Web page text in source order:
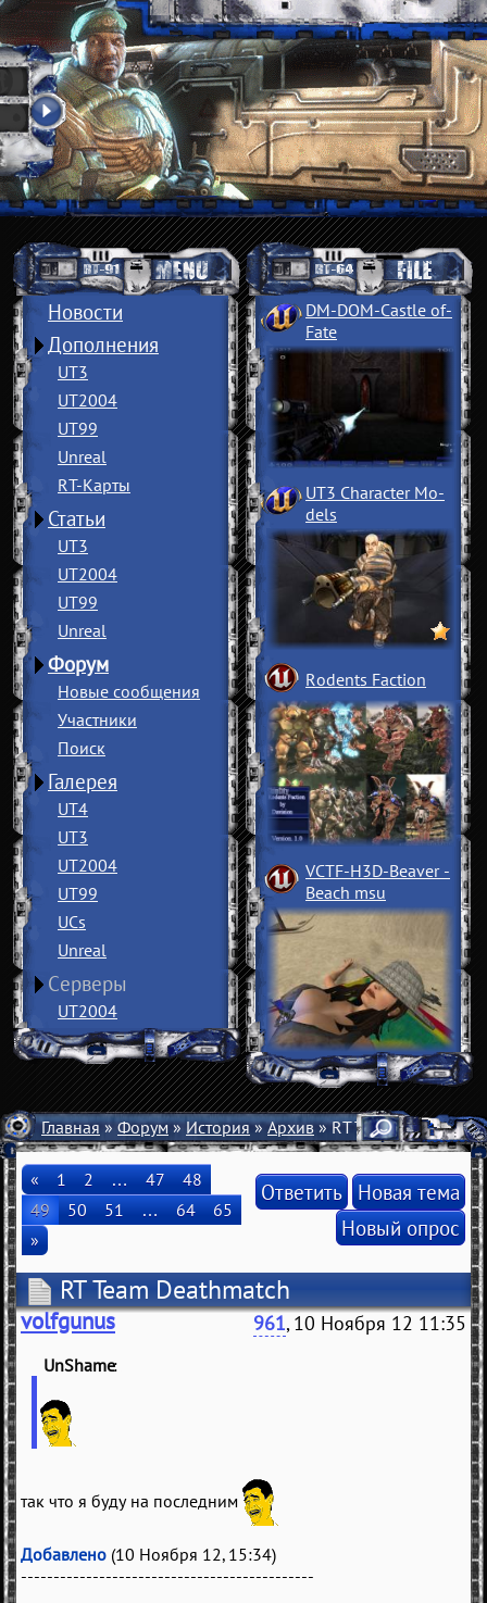
Новости
Дополнения
UT3
UT2004
UT99
Unreal
RT-Карты
Статьи
UT3
UT2004
UT99
Unreal
Форум
Новые сообщения
Участники
Поиск
Галерея
UT4
UT3
UT2004
UT99
UCs
Unreal
Серверы
UT2004
DM-DOM-Castle of­
Fate
UT3 Character Mo­
dels
Rodents Faction
VCTF-H3D-Beaver ­
Beach msu
Главная»Форум»История»Архив» RT Team Deathmatch
« 1 2 … 47
48
49
50 51 … 64
65
»
Ответить Новая тема
Новый опрос
RT Team Deathmatch
volfgunus 961, 10 Ноября 12 11:35
UnShame
так что я буду на последним
Добавлено (10 Ноября 12, 15:34)
---------------------------------------------